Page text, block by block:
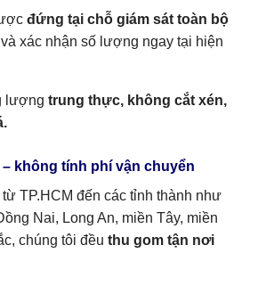
đứng tại chỗ giám sát toàn bộ
và xác nhận số lượng ngay tại hiện
lượng trung thực, không cắt xén,
không tính phí vận chuyển
TP.HCM đến các tỉnh thành như
Nai, Long An, miền Tây, miền
chúng tôi đều thu gom tận nơi